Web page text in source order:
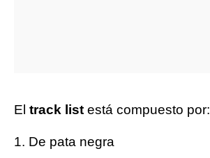
El track list está compuesto por:
1. De pata negra